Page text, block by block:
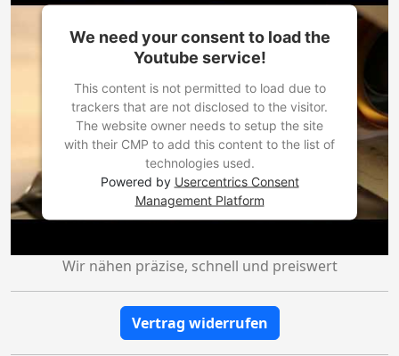
We need your consent to load the
Youtube service!
This content is not permitted to load due to
trackers that are not disclosed to the visitor.
The website owner needs to setup the site
with their CMP to add this content to the list of
technologies used.
Powered by Usercentrics Consent
Management Platform
Wir nähen präzise, schnell und preiswert
Vertrag widerrufen